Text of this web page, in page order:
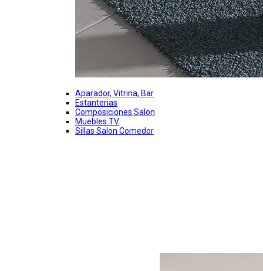
Aparador, Vitrina, Bar
Estanterias
Composiciones Salon
Muebles TV
Sillas Salon Comedor